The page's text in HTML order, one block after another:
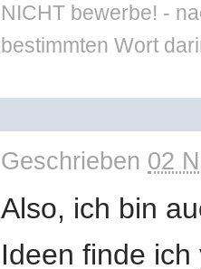
NICHT bewerbe! -
bestimmten Wort
Geschrieben 02
Also, ich bin
Ideen finde